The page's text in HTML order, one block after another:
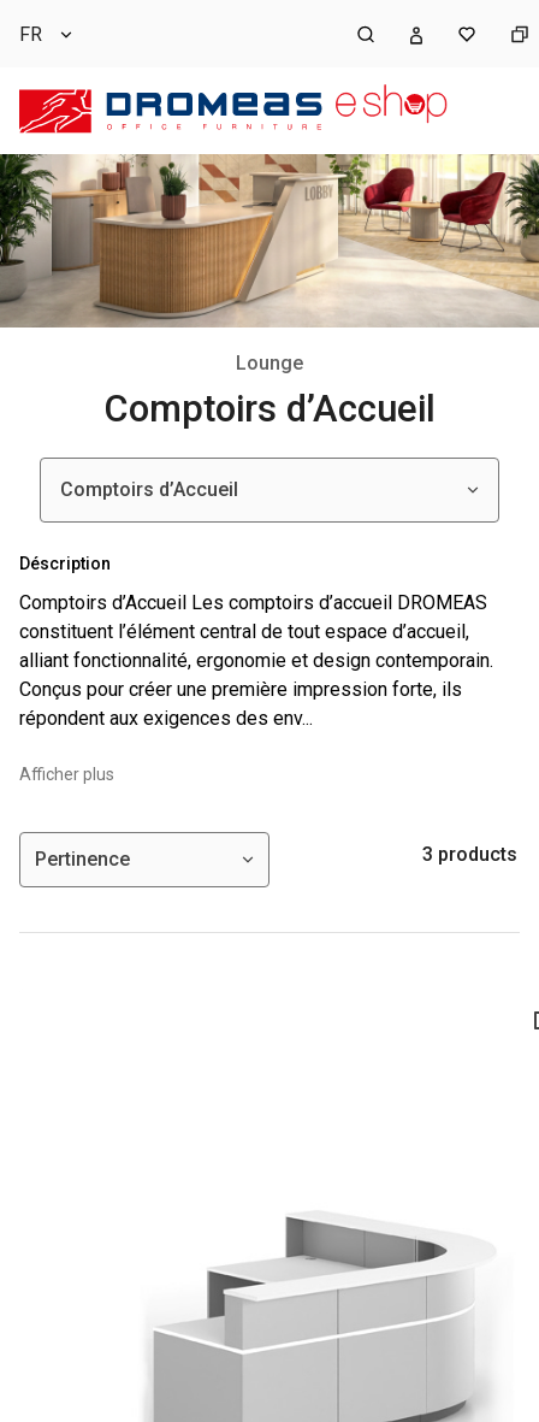
FR
Lounge
Comptoirs d’Accueil
Comptoirs d’Accueil
Déscription
Comptoirs d’Accueil Les comptoirs d’accueil DROMEAS
constituent l’élément central de tout espace d’accueil,
alliant fonctionnalité, ergonomie et design contemporain.
Conçus pour créer une première impression forte, ils
répondent aux exigences des env...
Afficher plus
Pertinence 3 products